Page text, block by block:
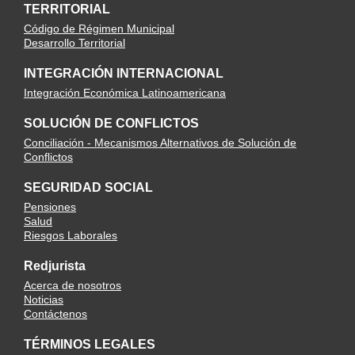
TERRITORIAL
Código de Régimen Municipal
Desarrollo Territorial
INTEGRACIÓN INTERNACIONAL
Integración Económica Latinoamericana
SOLUCIÓN DE CONFLICTOS
Conciliación - Mecanismos Alternativos de Solución de
Conflictos
SEGURIDAD SOCIAL
Pensiones
Salud
Riesgos Laborales
Redjurista
Acerca de nosotros
Noticias
Contáctenos
TÉRMINOS LEGALES